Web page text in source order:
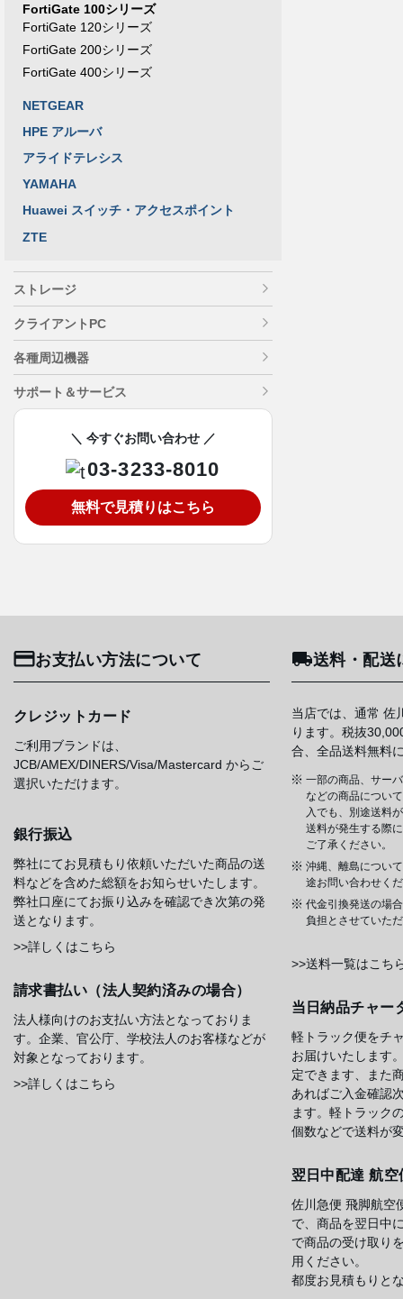
FortiGate 100シリーズ
FortiGate 120シリーズ
FortiGate 200シリーズ
FortiGate 400シリーズ
NETGEAR
HPE アルーバ
アライドテレシス
YAMAHA
Huawei スイッチ・アクセスポイント
ZTE
ストレージ
クライアントPC
各種周辺機器
サポート＆サービス
＼ 今すぐお問い合わせ ／
03-3233-8010
無料で見積りはこちら
お支払い方法について
クレジットカード
ご利用ブランドは、
JCB/AMEX/DINERS/Visa/Mastercard からご
選択いただけます。
銀行振込
弊社にてお見積もり依頼いただいた商品の送
料などを含めた総額をお知らせいたします。
弊社口座にてお振り込みを確認でき次第の発
送となります。
>>詳しくはこちら
請求書払い（法人契約済みの場合）
法人様向けのお支払い方法となっておりま
す。企業、官公庁、学校法人のお客様などが
対象となっております。
>>詳しくはこちら
送料・配送
当店では、通常 佐
ります。税抜
合、全品送料無料
一部の商品、サー
などの商品につい
入でも、別途送料
送料が発生する際
ご了承ください。
沖縄、離島につい
途お問い合わせく
代金引換発送の場
負担とさせていた
>>送料一覧はこち
当日納品チャー
軽トラック便をチ
お届けいたします
定できます、また
あればご入金確認
ます。軽トラック
個数などで送料が
翌日中配達 航
佐川急便 飛脚航空
で、商品を翌日中
で商品の受け取り
用ください。
都度お見積もりと